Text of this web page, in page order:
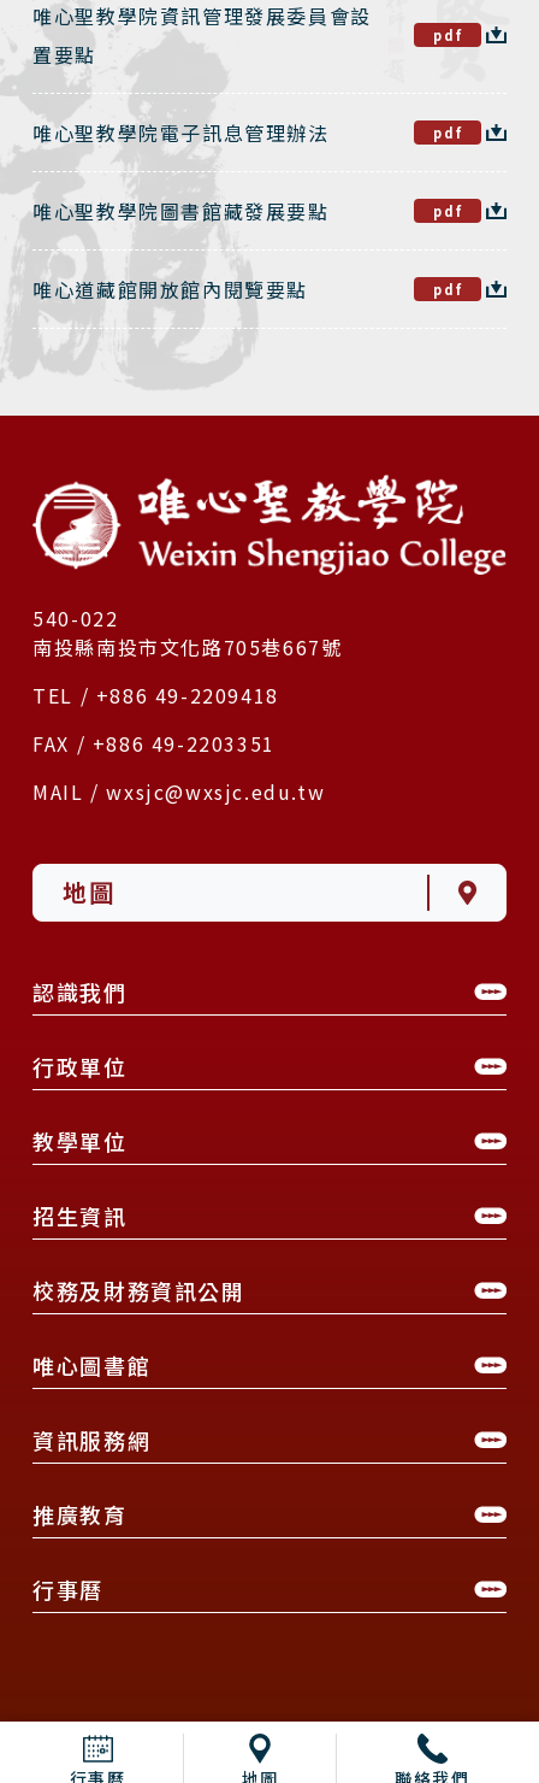
唯心聖教學院資訊管理發展委員會設
置要點
pdf
唯心聖教學院電子訊息管理辦法 pdf
唯心聖教學院圖書館藏發展要點 pdf
唯心道藏館開放館內閱覽要點 pdf
540-022
南投縣南投市文化路705巷667號
TEL / +886 49-2209418
FAX / +886 49-2203351
MAIL / wxsjc@wxsjc.edu.tw
地圖
認識我們
行政單位
教學單位
招生資訊
校務及財務資訊公開
唯心圖書館
資訊服務網
推廣教育
行事曆
行事曆 地圖 聯絡我們